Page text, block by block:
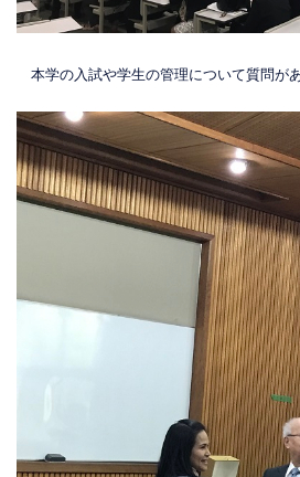
本学の入試や学生の管理について質問があ